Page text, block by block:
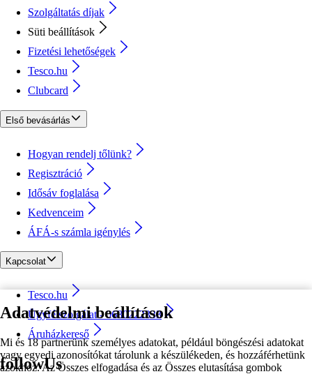
Adatvédelmi beállítások
Mi és 18 partnerünk személyes adatokat, például böngészési adatokat
vagy egyedi azonosítókat tárolunk a készülékeden, és hozzáférhetünk
azokhoz. Az Összes elfogadása és az Összes elutasítása gombok
Szolgáltatás díjak
Süti beállítások
Fizetési lehetőségek
Tesco.hu
Clubcard
Első bevásárlás
Hogyan rendelj tőlünk?
Regisztráció
Idősáv foglalása
Kedvenceim
ÁFÁ-s számla igénylés
Kapcsolat
Tesco.hu
Ügyfélszolgálat - 0680222333
Áruházkereső
followUs